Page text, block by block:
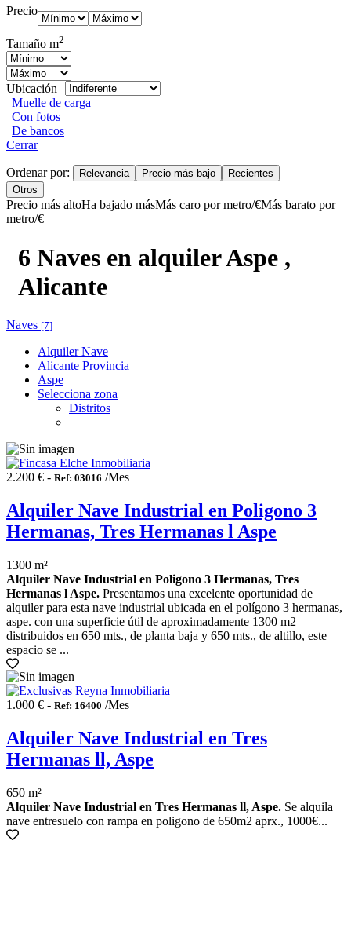
Precio
Tamaño m2
Ubicación
Muelle de carga
Con fotos
De bancos
Cerrar
Ordenar por: Relevancia Precio más bajo
Recientes
Otros
Precio más altoHa bajado másMás caro por metro/€Más barato por
metro/€
6 Naves en alquiler Aspe ,
Alicante
Naves [7]
Alquiler Nave
Alicante Provincia
Aspe
Selecciona zona
Distritos
2.200 € - Ref: 03016 /Mes
Alquiler Nave Industrial en Poligono 3
Hermanas, Tres Hermanas l Aspe
1300 m²
Alquiler Nave Industrial en Poligono 3 Hermanas, Tres
Hermanas l Aspe. Presentamos una excelente oportunidad de
alquiler para esta nave industrial ubicada en el polígono 3 hermanas,
aspe. con una superficie útil de aproximadamente 1300 m2
distribuidos en 650 mts., de planta baja y 650 mts., de altillo, este
espacio se ...
1.000 € - Ref: 16400 /Mes
Alquiler Nave Industrial en Tres
Hermanas ll, Aspe
650 m²
Alquiler Nave Industrial en Tres Hermanas ll, Aspe. Se alquila
nave entresuelo con rampa en poligono de 650m2 aprx., 1000€...